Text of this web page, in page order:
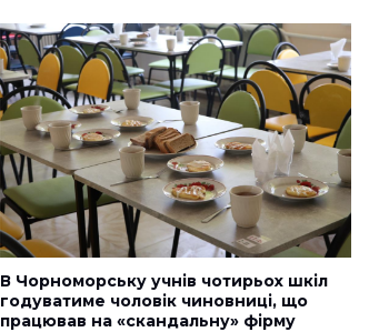
В Чорноморську учнів чотирьох шкіл
годуватиме чоловік чиновниці, що
працював на «скандальну» фірму